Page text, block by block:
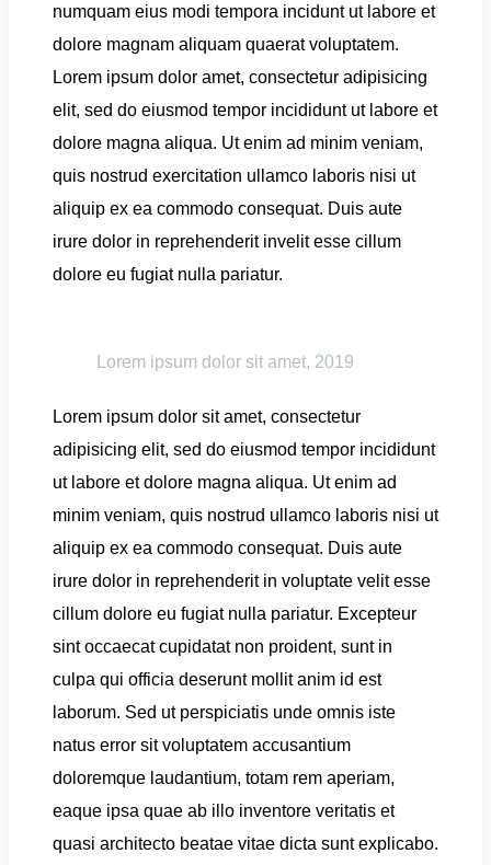
numquam eius modi tempora incidunt ut labore et
dolore magnam aliquam quaerat voluptatem.
Lorem ipsum dolor amet, consectetur adipisicing
elit, sed do eiusmod tempor incididunt ut labore et
dolore magna aliqua. Ut enim ad minim veniam,
quis nostrud exercitation ullamco laboris nisi ut
aliquip ex ea commodo consequat. Duis aute
irure dolor in reprehenderit invelit esse cillum
dolore eu fugiat nulla pariatur.
Lorem ipsum dolor sit amet, 2019
Lorem ipsum dolor sit amet, consectetur
adipisicing elit, sed do eiusmod tempor incididunt
ut labore et dolore magna aliqua. Ut enim ad
minim veniam, quis nostrud ullamco laboris nisi ut
aliquip ex ea commodo consequat. Duis aute
irure dolor in reprehenderit in voluptate velit esse
cillum dolore eu fugiat nulla pariatur. Excepteur
sint occaecat cupidatat non proident, sunt in
culpa qui officia deserunt mollit anim id est
laborum. Sed ut perspiciatis unde omnis iste
natus error sit voluptatem accusantium
doloremque laudantium, totam rem aperiam,
eaque ipsa quae ab illo inventore veritatis et
quasi architecto beatae vitae dicta sunt explicabo.